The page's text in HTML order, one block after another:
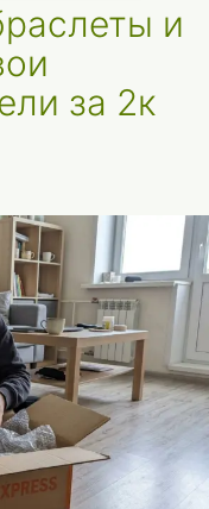
и
за 2к